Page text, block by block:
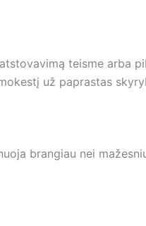
teisme arba
už paprastas
brangiau nei